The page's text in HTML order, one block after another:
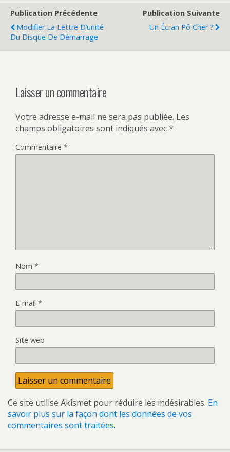
Publication Précédente
Modifier La Lettre D’unité
Du Disque De Démarrage
Publication Suivante
Un Écran Pô Cher ?
Laisser un commentaire
Votre adresse e-mail ne sera pas publiée. Les
champs obligatoires sont indiqués avec*
Commentaire *
Nom *
E-mail *
Site web
Ce site utilise Akismet pour réduire les indésirables. En
savoir plus sur la façon dont les données de vos
commentaires sont traitées.